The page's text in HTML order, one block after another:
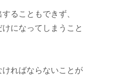
ることもできず、
になってしまうこと
ればならないことが